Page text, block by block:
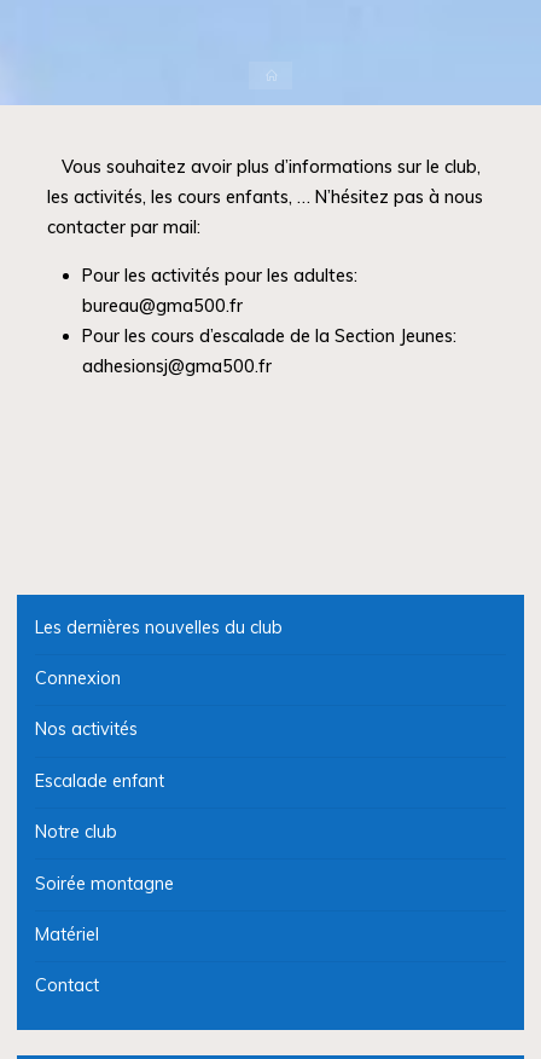
Vous souhaitez avoir plus d’informations sur le club,
les activités, les cours enfants, … N’hésitez pas à nous
contacter par mail:
Pour les activités pour les adultes:
bureau@gma500.fr
Pour les cours d’escalade de la Section Jeunes:
adhesionsj@gma500.fr
Les dernières nouvelles du club
Connexion
Nos activités
Escalade enfant
Notre club
Soirée montagne
Matériel
Contact